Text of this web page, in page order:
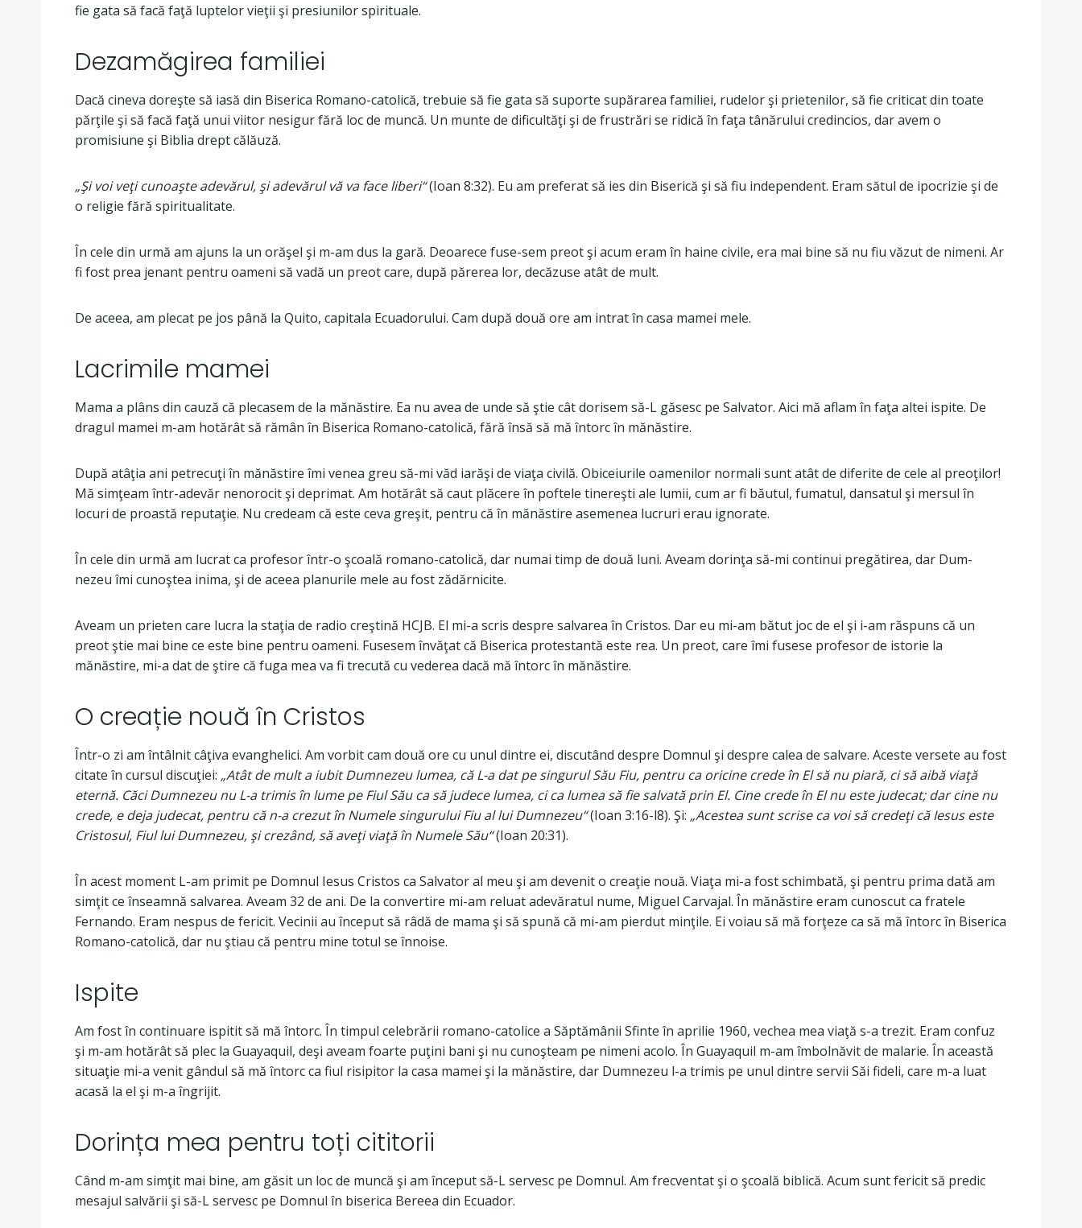
fie gata să facă faţă luptelor vieţii şi presiunilor spirituale.
Dezamăgirea familiei
Dacă cineva doreşte să iasă din Biserica Romano-catolică, trebuie să fie gata să suporte supărarea familiei, rudelor şi prietenilor, să fie criticat din toate
părţile şi să facă faţă unui viitor nesigur fără loc de muncă. Un munte de dificultăţi şi de frustrări se ridică în faţa tânărului credincios, dar avem o
promisiune şi Biblia drept călăuză.
„Şi voi veţi cunoaşte adevărul, şi adevărul vă va face liberi“(Ioan 8:32). Eu am preferat să ies din Biserică şi să fiu independent. Eram sătul de ipocrizie şi de
o religie fără spiritualitate.
În cele din urmă am ajuns la un orăşel şi m-am dus la gară. Deoarece fuse-sem preot şi acum eram în haine civile, era mai bine să nu fiu văzut de nimeni. Ar
fi fost prea jenant pentru oameni să vadă un preot care, după părerea lor, decăzuse atât de mult.
De aceea, am plecat pe jos până la Quito, capitala Ecuadorului. Cam după două ore am intrat în casa mamei mele.
Lacrimile mamei
Mama a plâns din cauză că plecasem de la mănăstire. Ea nu avea de unde să ştie cât dorisem să-L găsesc pe Salvator. Aici mă aflam în faţa altei ispite. De
dragul mamei m-am hotărât să rămân în Biserica Romano-catolică, fără însă să mă întorc în mănăstire.
După atâţia ani petrecuţi în mănăstire îmi venea greu să-mi văd iarăşi de viaţa civilă. Obiceiurile oamenilor normali sunt atât de diferite de cele al preoţilor!
Mă simţeam într-adevăr nenorocit şi deprimat. Am hotărât să caut plăcere în poftele tinereşti ale lumii, cum ar fi băutul, fumatul, dansatul şi mersul în
locuri de proastă reputaţie. Nu credeam că este ceva greşit, pentru că în mănăstire asemenea lucruri erau ignorate.
În cele din urmă am lucrat ca profesor într-o şcoală romano-catolică, dar numai timp de două luni. Aveam dorinţa să-mi continui pregătirea, dar Dum-
nezeu îmi cunoştea inima, şi de aceea planurile mele au fost zădărnicite.
Aveam un prieten care lucra la staţia de radio creştină HCJB. El mi-a scris despre salvarea în Cristos. Dar eu mi-am bătut joc de el şi i-am răspuns că un
preot ştie mai bine ce este bine pentru oameni. Fusesem învăţat că Biserica protestantă este rea. Un preot, care îmi fusese profesor de istorie la
mănăstire, mi-a dat de ştire că fuga mea va fi trecută cu vederea dacă mă întorc în mănăstire.
O creație nouă în Cristos
Într-o zi am întâlnit câţiva evanghelici. Am vorbit cam două ore cu unul dintre ei, discutând despre Domnul şi despre calea de salvare. Aceste versete au fost
citate în cursul discuţiei: „Atât de mult a iubit Dumnezeu lumea, că L-a dat pe singurul Său Fiu, pentru ca oricine crede în El să nu piară, ci să aibă viaţă
eternă. Căci Dumnezeu nu L-a trimis în lume pe Fiul Său ca să judece lumea, ci ca lumea să fie salvată prin El. Cine crede în El nu este judecat; dar cine nu
crede, e deja judecat, pentru că n-a crezut în Numele singurului Fiu al lui Dumnezeu“(Ioan 3:16-l8). Şi: „Acestea sunt scrise ca voi să credeţi că Iesus este
Cristosul, Fiul lui Dumnezeu, şi crezând, să aveţi viaţă în Numele Său“(Ioan 20:31).
În acest moment L-am primit pe Domnul Iesus Cristos ca Salvator al meu şi am devenit o creaţie nouă. Viaţa mi-a fost schimbată, şi pentru prima dată am
simţit ce înseamnă salvarea. Aveam 32 de ani. De la convertire mi-am reluat adevăratul nume, Miguel Carvajal. În mănăstire eram cunoscut ca fratele
Fernando. Eram nespus de fericit. Vecinii au început să râdă de mama şi să spună că mi-am pierdut minţile. Ei voiau să mă forţeze ca să mă întorc în Biserica
Romano-catolică, dar nu ştiau că pentru mine totul se înnoise.
Ispite
Am fost în continuare ispitit să mă întorc. În timpul celebrării romano-catolice a Săptămânii Sfinte în aprilie 1960, vechea mea viaţă s-a trezit. Eram confuz
şi m-am hotărât să plec la Guayaquil, deşi aveam foarte puţini bani şi nu cunoşteam pe nimeni acolo. În Guayaquil m-am îmbolnăvit de malarie. În această
situaţie mi-a venit gândul să mă întorc ca fiul risipitor la casa mamei şi la mănăstire, dar Dumnezeu l-a trimis pe unul dintre servii Săi fideli, care m-a luat
acasă la el şi m-a îngrijit.
Dorința mea pentru toți cititorii
Când m-am simţit mai bine, am găsit un loc de muncă şi am început să-L servesc pe Domnul. Am frecventat şi o şcoală biblică. Acum sunt fericit să predic
mesajul salvării şi să-L servesc pe Domnul în biserica Bereea din Ecuador.